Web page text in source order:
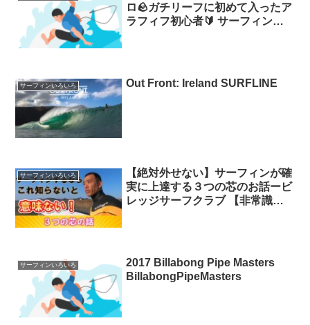
ロ🪨ガチリーフに初めて入ったア
ラフィフ初心者🔰 サーフィン新
サーフィンいろいろ Out Front: Ireland SURFLINE
サーフィンいろいろ
【絶対外せない】サーフィンが確
実に上達する３つの芯のお話ービ
レッジサーフクラブ 【非常識
サーフィンいろいろ
2017 Billabong Pipe Masters
BillabongPipeMasters